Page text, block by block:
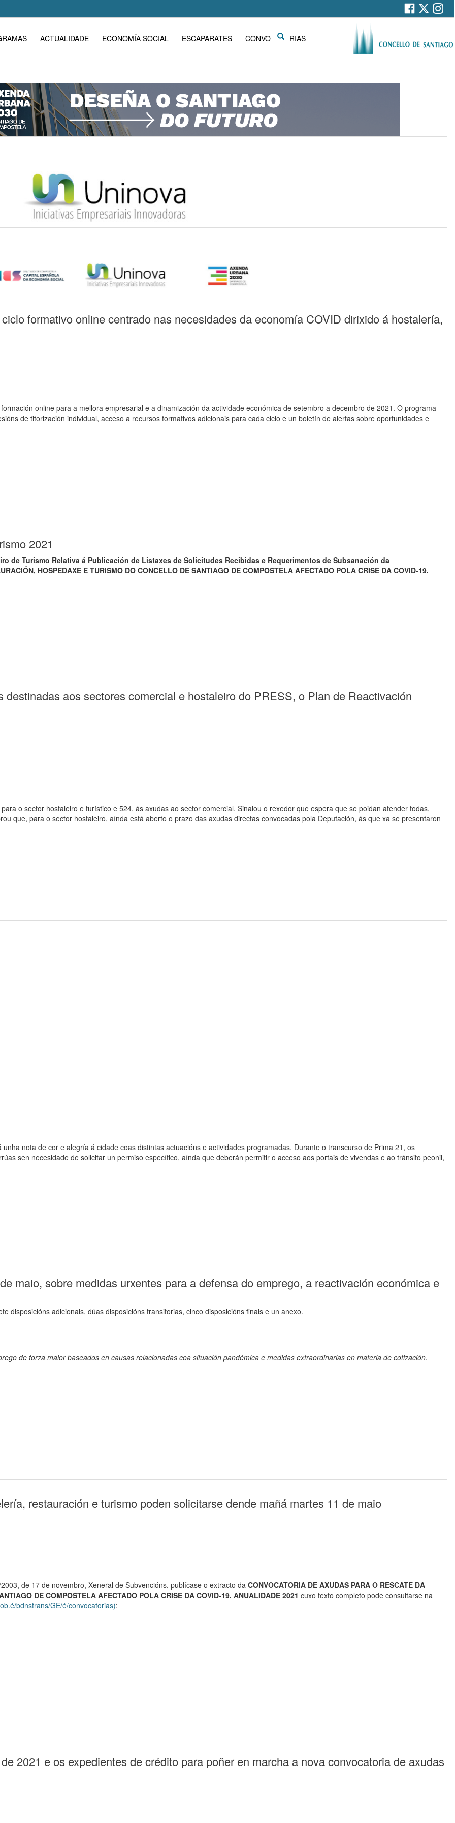
Search
ACTUALIDADE ECONOMÍA SOCIAL ESCAPARATES CONVOCATORIAS
formativo online centrado nas necesidades da economía COVID dirixido á hostalería,
online para a mellora empresarial e a dinamización da actividade económica de setembro a decembro de 2021. O programa
de titorización individual, acceso a recursos formativos adicionais para cada ciclo e un boletín de alertas sobre oportunidades e
2021
de Turismo Relativa á Publicación de Listaxes de Solicitudes Recibidas e Requerimentos de Subsanación da
HOSPEDAXE E TURISMO DO CONCELLO DE SANTIAGO DE COMPOSTELA AFECTADO POLA CRISE DA COVID-19.
aos sectores comercial e hostaleiro do PRESS, o Plan de Reactivación
o sector hostaleiro e turístico e 524, ás axudas ao sector comercial. Sinalou o rexedor que espera que se poidan atender todas,
que, para o sector hostaleiro, aínda está aberto o prazo das axudas directas convocadas pola Deputación, ás que xa se presentaron
nota de cor e alegría á cidade coas distintas actuacións e actividades programadas. Durante o transcurso de Prima 21, os
sen necesidade de solicitar un permiso específico, aínda que deberán permitir o acceso aos portais de vivendas e ao tránsito peonil,
maio, sobre medidas urxentes para a defensa do emprego, a reactivación económica e
disposicións adicionais, dúas disposicións transitorias, cinco disposicións finais e un anexo.
de forza maior baseados en causas relacionadas coa situación pandémica e medidas extraordinarias en materia de cotización.
restauración e turismo poden solicitarse dende mañá martes 11 de maio
de 17 de novembro, Xeneral de Subvencións, publícase o extracto da CONVOCATORIA DE AXUDAS PARA O RESCATE DA
DE COMPOSTELA AFECTADO POLA CRISE DA COVID-19. ANUALIDADE 2021 cuxo texto completo pode consultarse na
bdnstrans/GE/é/convocatorias):
2021 e os expedientes de crédito para poñer en marcha a nova convocatoria de axudas